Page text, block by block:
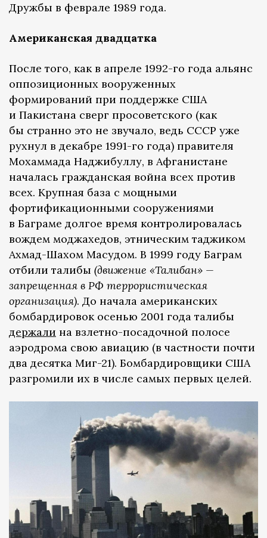
Дружбы в феврале 1989 года.
Американская двадцатка
После того, как в апреле 1992-го года альянс
оппозиционных вооруженных
формирований при поддержке США
и Пакистана сверг просоветского (как
бы странно это не звучало, ведь СССР уже
рухнул в декабре 1991-го года) правителя
Мохаммада Наджибуллу, в Афганистане
началась гражданская война всех против
всех. Крупная база с мощными
фортификационными сооружениями
в Баграме долгое время контролировалась
вождем моджахедов, этническим таджиком
Ахмад-Шахом Масудом. В 1999 году Баграм
отбили талибы (движение «Талибан» —
запрещенная в РФ террористическая
организация). До начала американских
бомбардировок осенью 2001 года талибы
держали на взлетно-посадочной полосе
аэродрома свою авиацию (в частности почти
два десятка Миг-21). Бомбардировщики США
разгромили их в числе самых первых целей.